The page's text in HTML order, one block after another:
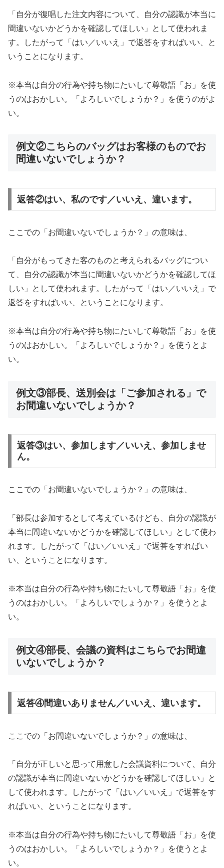
「自分が復唱した注文内容について、自分の認識が本当に
間違いないかどうかを確認してほしい」として使われま
す。したがって「はい／いいえ」で返答をすればいい、と
いうことになります。
※本当は自分の行為や持ち物にたいして尊敬語「お」を使
うのはおかしい。「よろしいでしょうか？」を使うのがよ
い。
例文②こちらのバッグはお客様のものでお
間違いないでしょうか？
返答②はい、私のです／いいえ、違います。
ここでの「お間違いないでしょうか？」の意味は、
「自分がもってきた客のものと考えられるバッグについ
て、自分の認識が本当に間違いないかどうかを確認してほ
しい」として使われます。したがって「はい／いいえ」で
返答をすればいい、ということになります。
※本当は自分の行為や持ち物にたいして尊敬語「お」を使
うのはおかしい。「よろしいでしょうか？」を使うとよ
い。
例文③部長、送別会は「ご参加される」で
お間違いないでしょうか？
返答③はい、参加します／いいえ、参加しませ
ん。
ここでの「お間違いないでしょうか？」の意味は、
「部長は参加するとして考えているけども、自分の認識が
本当に間違いないかどうかを確認してほしい」として使わ
れます。したがって「はい／いいえ」で返答をすればい
い、ということになります。
※本当は自分の行為や持ち物にたいして尊敬語「お」を使
うのはおかしい。「よろしいでしょうか？」を使うとよ
い。
例文④部長、会議の資料はこちらでお間違
いないでしょうか？
返答④間違いありません／いいえ、違います。
ここでの「お間違いないでしょうか？」の意味は、
「自分が正しいと思って用意した会議資料について、自分
の認識が本当に間違いないかどうかを確認してほしい」と
して使われます。したがって「はい／いいえ」で返答をす
ればいい、ということになります。
※本当は自分の行為や持ち物にたいして尊敬語「お」を使
うのはおかしい。「よろしいでしょうか？」を使うとよ
い。